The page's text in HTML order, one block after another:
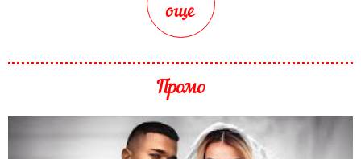
още
Промо